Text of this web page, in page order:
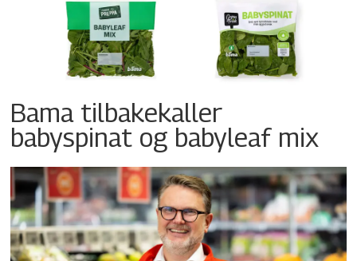
Bama tilbakekaller
babyspinat og babyleaf mix